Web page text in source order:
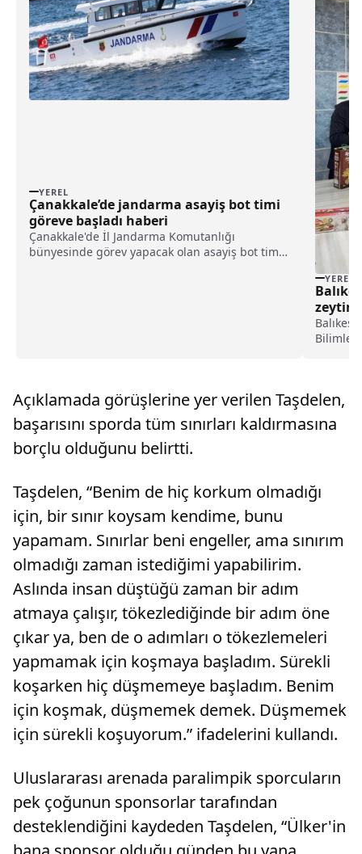
YEREL
Çanakkale’de jandarma asayiş bot timi
göreve başladı haberi
Çanakkale'de İl Jandarma Komutanlığı
bünyesinde görev yapacak olan asayiş bot timi
YEREL
Bilimler
Açıklamada görüşlerine yer verilen Taşdelen,
başarısını sporda tüm sınırları kaldırmasına
borçlu olduğunu belirtti.
Taşdelen, “Benim de hiç korkum olmadığı
için, bir sınır koysam kendime, bunu
yapamam. Sınırlar beni engeller, ama sınırım
olmadığı zaman istediğimi yapabilirim.
Aslında insan düştüğü zaman bir adım
atmaya çalışır, tökezlediğinde bir adım öne
çıkar ya, ben de o adımları o tökezlemeleri
yapmamak için koşmaya başladım. Sürekli
koşarken hiç düşmemeye başladım. Benim
için koşmak, düşmemek demek. Düşmemek
için sürekli koşuyorum.” ifadelerini kullandı.
Uluslararası arenada paralimpik sporcuların
pek çoğunun sponsorlar tarafından
desteklendiğini kaydeden Taşdelen, “Ülker'in